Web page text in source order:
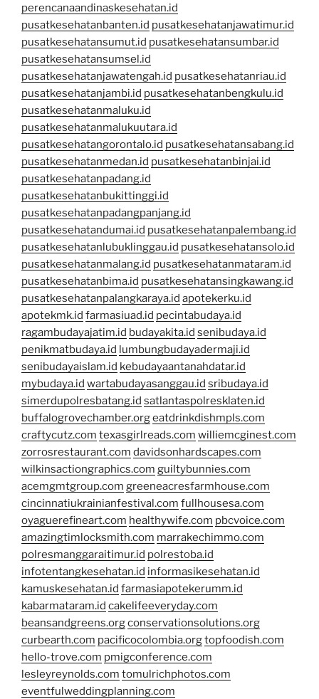
perencanaandinaskesehatan.id
pusatkesehatanbanten.id pusatkesehatanjawatimur.id
pusatkesehatansumut.id pusatkesehatansumbar.id
pusatkesehatansumsel.id
pusatkesehatanjawatengah.id pusatkesehatanriau.id
pusatkesehatanjambi.id pusatkesehatanbengkulu.id
pusatkesehatanmaluku.id
pusatkesehatanmalukuutara.id
pusatkesehatangorontalo.id pusatkesehatansabang.id
pusatkesehatanmedan.id pusatkesehatanbinjai.id
pusatkesehatanpadang.id
pusatkesehatanbukittinggi.id
pusatkesehatanpadangpanjang.id
pusatkesehatandumai.id pusatkesehatanpalembang.id
pusatkesehatanlubuklinggau.id pusatkesehatansolo.id
pusatkesehatanmalang.id pusatkesehatanmataram.id
pusatkesehatanbima.id pusatkesehatansingkawang.id
pusatkesehatanpalangkaraya.id apotekerku.id
apotekmk.id farmasiuad.id pecintabudaya.id
ragambudayajatim.id budayakita.id senibudaya.id
penikmatbudaya.id lumbungbudayadermaji.id
senibudayaislam.id kebudayaantanahdatar.id
mybudaya.id wartabudayasanggau.id sribudaya.id
simerdupolresbatang.id satlantaspolresklaten.id
buffalogrovechamber.orgeatdrinkdishmpls.com
craftycutz.com texasgirlreads.com williemcginest.com
zorrosrestaurant.com davidsonhardscapes.com
wilkinsactiongraphics.com guiltybunnies.com
acemgmtgroup.com greeneacresfarmhouse.com
cincinnatiukrainianfestival.com fullhousesa.com
oyaguerefineart.com healthywife.com pbcvoice.com
amazingtimlocksmith.com marrakechimmo.com
polresmanggaraitimur.id polrestoba.id
infotentangkesehatan.id informasikesehatan.id
kamuskesehatan.id farmasiapotekerumm.id
kabarmataram.id cakelifeeveryday.com
beansandgreens.orgconservationsolutions.org
curbearth.com pacificocolombia.orgtopfoodish.com
hello-trove.com pmigconference.com
lesleyreynolds.com tomulrichphotos.com
eventfulweddingplanning.com